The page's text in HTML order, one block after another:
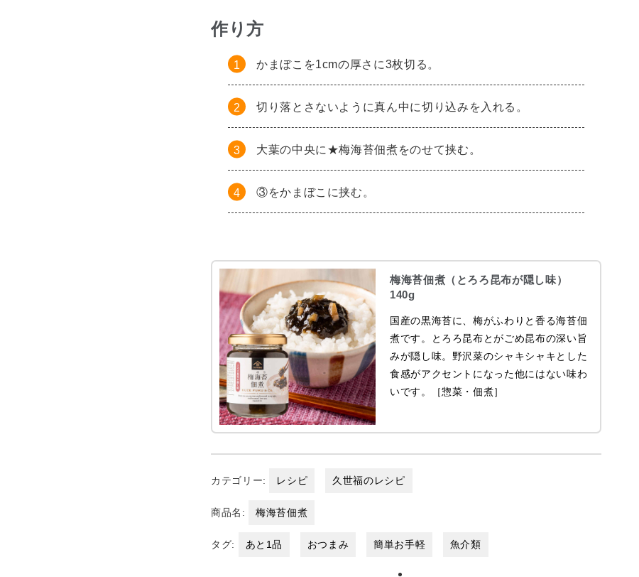
作り方
かまぼこを1cmの厚さに3枚切る。
切り落とさないように真ん中に切り込みを入れる。
大葉の中央に★梅海苔佃煮をのせて挟む。
③をかまぼこに挟む。
梅海苔佃煮（とろろ昆布が隠し味）
140g
国産の黒海苔に、梅がふわりと香る海苔佃
煮です。とろろ昆布とがごめ昆布の深い旨
みが隠し味。野沢菜のシャキシャキとした
食感がアクセントになった他にはない味わ
いです。［惣菜・佃煮］
カテゴリー: レシピ 久世福のレシピ
商品名: 梅海苔佃煮
タグ: あと1品 おつまみ 簡単お手軽 魚介類